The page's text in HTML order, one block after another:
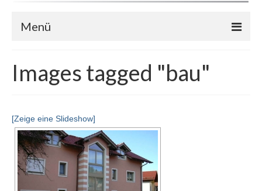
Menü
Über uns
Rohbau – Umbau – Sanierungen
Sanierung
3D Hausvisualisierung
Images tagged "bau"
[Zeige eine Slideshow]